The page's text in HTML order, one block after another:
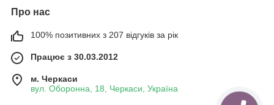
Про нас
100% позитивних з 207 відгуків за рік
Працює з 30.03.2012
м. Черкаси
вул. Оборонна, 18, Черкаси, Україна